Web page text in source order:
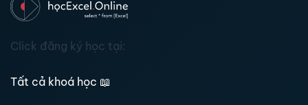
Click đăng ký học tại:
Tất cả khoá học 📖